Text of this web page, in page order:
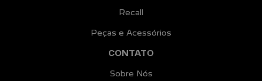
Recall
Peças e Acessórios
CONTATO
Sobre Nós